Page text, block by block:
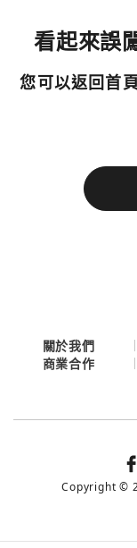
看起來誤
您可以返回首
今日熱門
您已閒置5分鐘，
今日熱門
關於我們
商業合作
Copyright ©